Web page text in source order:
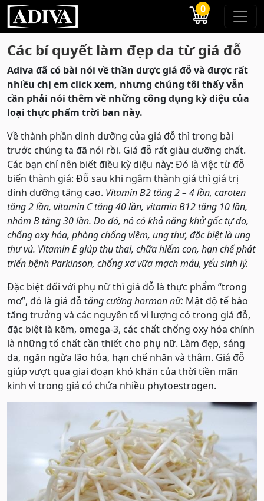
0
Các bí quyết làm đẹp da từ giá đỗ
Adiva đã có bài nói về thần dược giá đỗ và được rất
nhiều chị em click xem, nhưng chúng tôi thấy vẫn
cần phải nói thêm về những công dụng kỳ diệu của
loại thực phẩm trời ban này.
Về thành phần dinh dưỡng của giá đỗ thì trong bài
trước chúng ta đã nói rồi. Giá đỗ rất giàu dưỡng chất.
Các bạn chỉ nên biết điều kỳ diệu này: Đó là việc từ đỗ
biến thành giá: Đỗ sau khi ngâm thành giá thì giá trị
dinh dưỡng tăng cao. Vitamin B2 tăng 2 – 4 lần, caroten
tăng 2 lần, vitamin C tăng 40 lần, vitamin B12 tăng 10 lần,
nhóm B tăng 30 lần. Do đó, nó có khả năng khử gốc tự do,
chống oxy hóa, phòng chống viêm, ung thư, đặc biệt là ung
thư vú. Vitamin E giúp thụ thai, chữa hiếm con, hạn chế phát
triển bệnh Parkinson, chống xơ vữa mạch máu, yếu sinh lý.
Đặc biệt đối với phụ nữ thì giá đỗ là thực phẩm “trong
mơ”, đó là giá đỗ tăng cường hormon nữ: Mật độ tế bào
tăng trưởng và các nguyên tố vi lượng có trong giá đỗ,
đặc biệt là kẽm, omega-3, các chất chống oxy hóa chính
là những tố chất cần thiết cho phụ nữ. Làm đẹp, sáng
da, ngăn ngừa lão hóa, hạn chế nhăn và thâm. Giá đỗ
giúp vượt qua giai đoạn khó khăn của thời tiền mãn
kinh vì trong giá có chứa nhiều phytoestrogen.